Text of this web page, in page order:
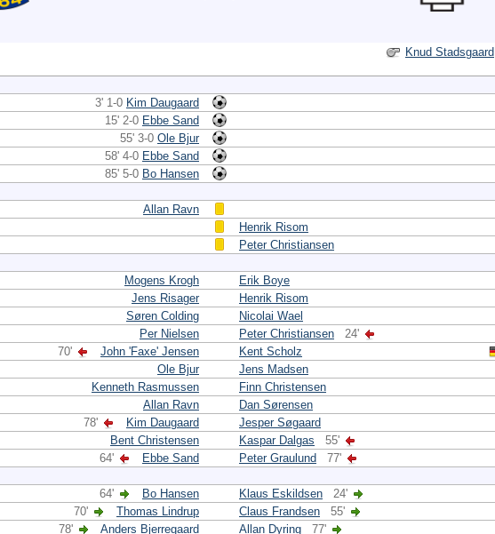
Knud Stadsgaard
3' 1-0 Kim Daugaard
15' 2-0 Ebbe Sand
55' 3-0 Ole Bjur
58' 4-0 Ebbe Sand
85' 5-0 Bo Hansen
Allan Ravn
Henrik Risom
Peter Christiansen
Mogens Krogh
Erik Boye
Jens Risager
Henrik Risom
Søren Colding
Nicolai Wael
Per Nielsen
Peter Christiansen
24'
70'
John 'Faxe' Jensen
Kent Scholz
Ole Bjur
Jens Madsen
Kenneth Rasmussen
Finn Christensen
Allan Ravn
Dan Sørensen
78'
Kim Daugaard
Jesper Søgaard
Bent Christensen
Kaspar Dalgas
55'
64'
Ebbe Sand Peter Graulund 77'
64' Bo Hansen Klaus Eskildsen
24'
70'
Thomas Lindrup Claus Frandsen
55'
78'
Anders Bjerregaard Allan Dyring 77'